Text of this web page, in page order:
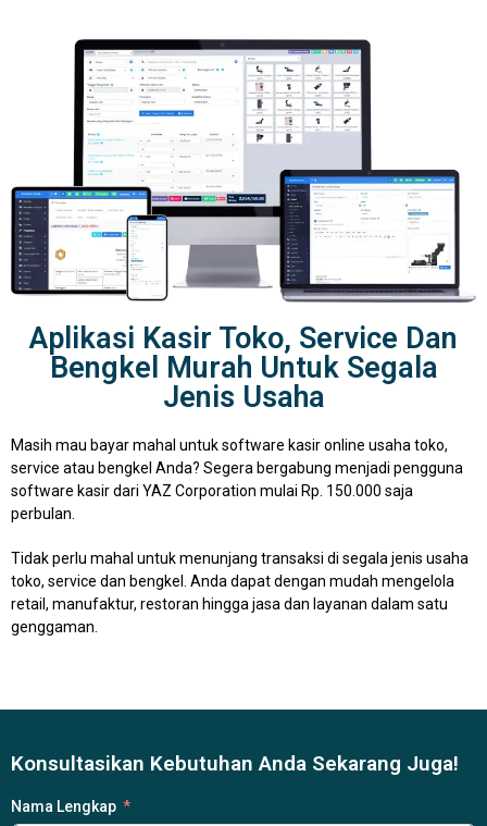
Aplikasi Kasir Toko, Service Dan
Bengkel Murah Untuk Segala
Jenis Usaha
Masih mau bayar mahal untuk software kasir online usaha toko,
service atau bengkel Anda? Segera bergabung menjadi pengguna
software kasir dari YAZ Corporation mulai Rp. 150.000 saja
perbulan.
Tidak perlu mahal untuk menunjang transaksi di segala jenis usaha
toko, service dan bengkel. Anda dapat dengan mudah mengelola
retail, manufaktur, restoran hingga jasa dan layanan dalam satu
genggaman.
Konsultasikan Kebutuhan Anda Sekarang Juga!
Nama Lengkap